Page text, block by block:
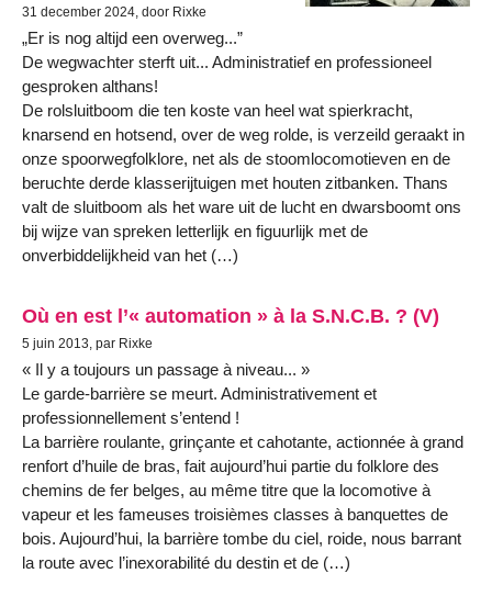
31 december 2024, door Rixke
„Er is nog altijd een overweg...”
De wegwachter sterft uit... Administratief en professioneel
gesproken althans!
De rolsluitboom die ten koste van heel wat spierkracht,
knarsend en hotsend, over de weg rolde, is verzeild geraakt in
onze spoorwegfolklore, net als de stoomlocomotieven en de
beruchte derde klasserijtuigen met houten zitbanken. Thans
valt de sluitboom als het ware uit de lucht en dwarsboomt ons
bij wijze van spreken letterlijk en figuurlijk met de
onverbiddelijkheid van het (…)
Où en est l’« automation » à la S.N.C.B. ? (V)
5 juin 2013, par Rixke
« Il y a toujours un passage à niveau... »
Le garde-barrière se meurt. Administrativement et
professionnellement s’entend !
La barrière roulante, grinçante et cahotante, actionnée à grand
renfort d’huile de bras, fait aujourd’hui partie du folklore des
chemins de fer belges, au même titre que la locomotive à
vapeur et les fameuses troisièmes classes à banquettes de
bois. Aujourd’hui, la barrière tombe du ciel, roide, nous barrant
la route avec l’inexorabilité du destin et de (…)